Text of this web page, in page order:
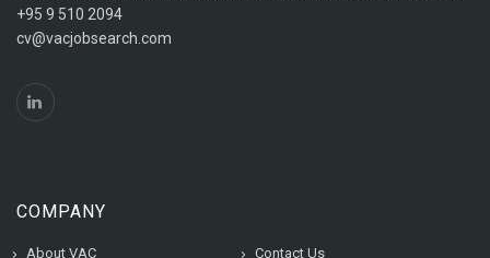
+95 9 510 2094
cv@vacjobsearch.com
COMPANY
About VAC Contact Us